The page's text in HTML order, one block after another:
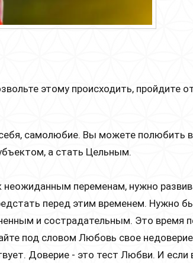
этому происходить, пройдите
самолюбие. Вы можете полюбить
а стать Цельным.
переменам, нужно
перед этим временем. Нужно
и сострадательным. Это время
под словом Любовь свое
Доверие - это тест Любви. И если